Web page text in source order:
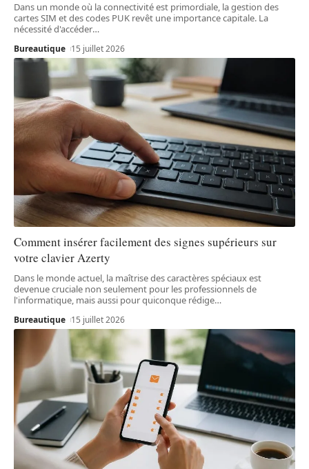
Dans un monde où la connectivité est primordiale, la gestion des
cartes SIM et des codes PUK revêt une importance capitale. La
nécessité d'accéder…
Bureautique 15 juillet 2026
Comment insérer facilement des signes supérieurs sur
votre clavier Azerty
Dans le monde actuel, la maîtrise des caractères spéciaux est
devenue cruciale non seulement pour les professionnels de
l'informatique, mais aussi pour quiconque rédige…
Bureautique 15 juillet 2026